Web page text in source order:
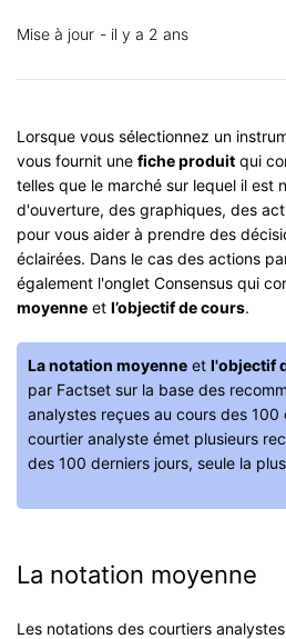
Mise à jour il y a 2 ans
Lorsque vous sélectionnez un
vous fournit une fiche produit qui
telles que le marché sur lequel il est
d'ouverture, des graphiques, des
pour vous aider à prendre des
éclairées. Dans le cas des actions
également l'onglet Consensus qui
moyenne et l’objectif de cours.
La notation moyenne et l'objectif
par Factset sur la base des
analystes reçues au cours des 100
courtier analyste émet plusieurs
des 100 derniers jours, seule la
La notation moyenne
Les notations des courtiers